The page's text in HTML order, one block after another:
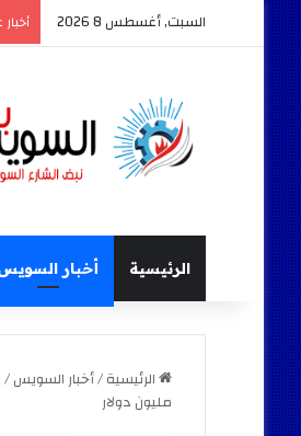
السبت, أغسطس 8 2026
الرئيسية أخبار
الرئيسية/أخبار السويس/
مليون دولار